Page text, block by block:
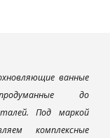
ванные
до
Под маркой
комплексные